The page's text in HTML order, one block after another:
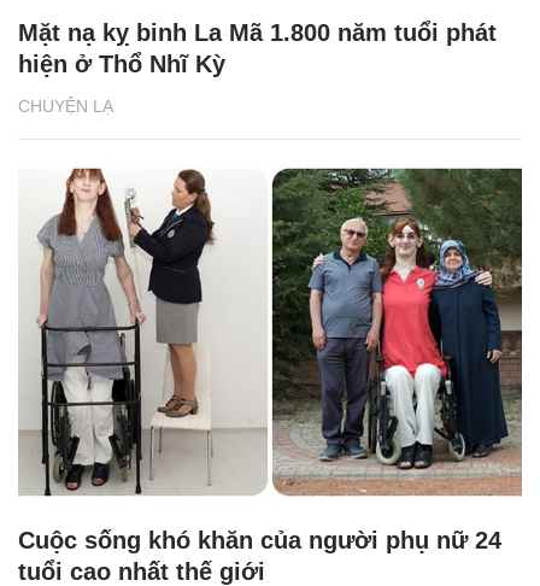
CHUYỆN LẠ
Mặt nạ kỵ binh La Mã 1.800 năm tuổi phát
hiện ở Thổ Nhĩ Kỳ
Cuộc sống khó khăn của người phụ nữ 24
tuổi cao nhất thế giới